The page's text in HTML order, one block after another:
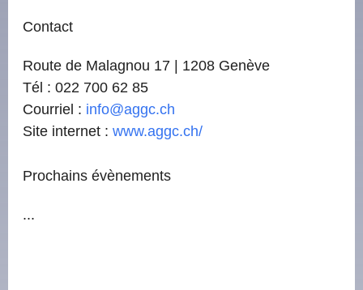
Contact
Route de Malagnou 17 | 1208 Genève
Tél : 022 700 62 85
Courriel : info@aggc.ch
Site internet :www.aggc.ch/
Prochains évènements
...